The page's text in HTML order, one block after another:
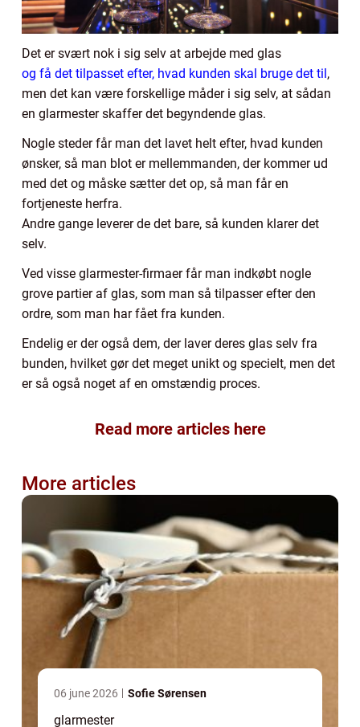
Det er svært nok i sig selv at arbejde med glas
og få det tilpasset efter, hvad kunden skal bruge det til ,
men det kan være forskellige måder i sig selv, at sådan
en glarmester skaffer det begyndende glas.
Nogle steder får man det lavet helt efter, hvad kunden
ønsker, så man blot er mellemmanden, der kommer ud
med det og måske sætter det op, så man får en
fortjeneste herfra.
Andre gange leverer de det bare, så kunden klarer det
selv.
Ved visse glarmester-firmaer får man indkøbt nogle
grove partier af glas, som man så tilpasser efter den
ordre, som man har fået fra kunden.
Endelig er der også dem, der laver deres glas selv fra
bunden, hvilket gør det meget unikt og specielt, men det
er så også noget af en omstændig proces.
Read more articles here
More articles
06 june 2026 Sofie Sørensen
glarmester